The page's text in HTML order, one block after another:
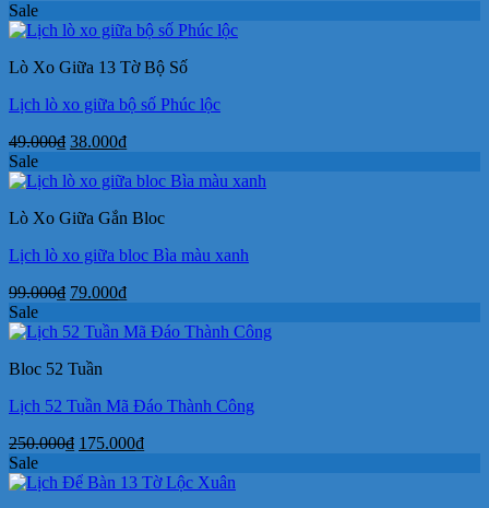
là:
tại
170.000₫.
Sale
Lò Xo Giữa 13 Tờ Bộ Số
Lịch lò xo giữa bộ số Phúc lộc
49.000₫ Giá
là:
38.000₫Giá
tại
38.000₫.
Sale
Lò Xo Giữa Gắn Bloc
Lịch lò xo giữa bloc Bìa màu xanh
99.000₫ Giá
là:
79.000₫Giá
tại
Sale
Bloc 52 Tuần
Lịch 52 Tuần Mã Đáo Thành Công
250.000₫ Giá
là:
175.000₫Giá
tại
Sale